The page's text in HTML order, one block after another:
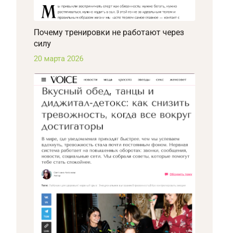
Почему тренировки не работают через
силу
20 марта 2026